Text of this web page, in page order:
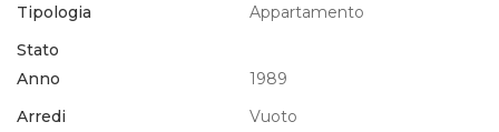
Tipologia
Appartamento
Stato
Anno
1989
Arredi
Vuoto